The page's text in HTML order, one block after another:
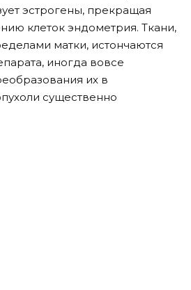
эстрогены, прекращая
клеток эндометрия. Ткани,
матки, истончаются
иногда вовсе
их в
существенно